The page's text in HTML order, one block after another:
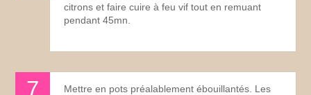
citrons et faire cuire à feu vif tout en remuant
pendant 45mn.
Mettre en pots préalablement ébouillantés. Les